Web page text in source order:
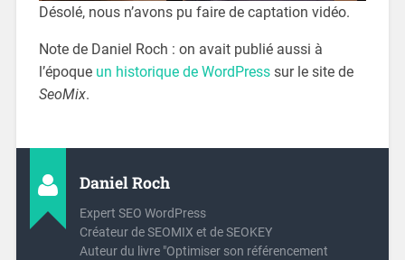
Désolé, nous n’avons pu faire de captation vidéo.
Note de Daniel Roch : on avait publié aussi à
l’époque un historique de WordPresssur le site de
SeoMix.
Daniel Roch
Expert SEO WordPress
Créateur de SEOMIX et de SEOKEY
Auteur du livre "Optimiser son référencement